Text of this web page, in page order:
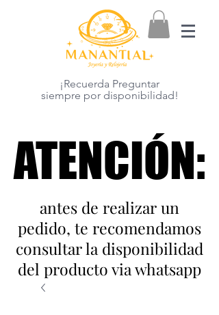
¡Recuerda Preguntar
siempre por disponibilidad!
ATENCIÓN:
ATENCIÓN:
antes de realizar un
pedido, te recomendamos
consultar la disponibilidad
del producto via whatsapp